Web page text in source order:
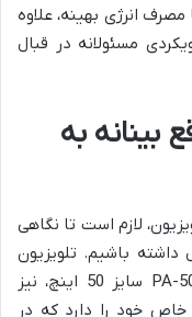
انرژی بهینه، علاوه
مسئولانه در قبال
بینانه به
لازم است تا نگاهی
باشیم. تلویزیون
کیولد هوشمند پانورامیک مدل PA-50SA3657 سایز 50 اینچ، نیز
خود را دارد که در